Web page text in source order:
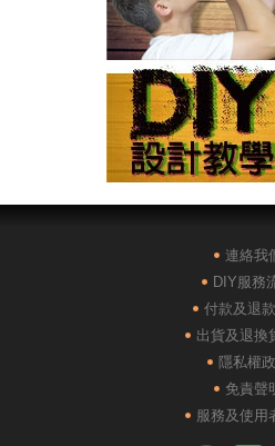
連絡我
DIY服務
付款及退
出貨及退換
隱私權
免責聲
服務及使用